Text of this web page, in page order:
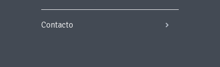
Contacto